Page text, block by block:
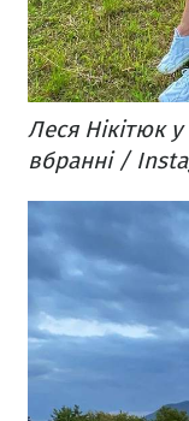
Леся Нікітюк
вбранні /